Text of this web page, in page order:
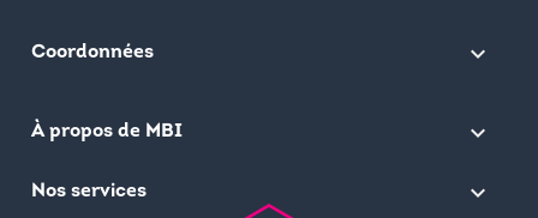
Coordonnées keyboard_arrow_down
À propos de MBI 
Nos services 